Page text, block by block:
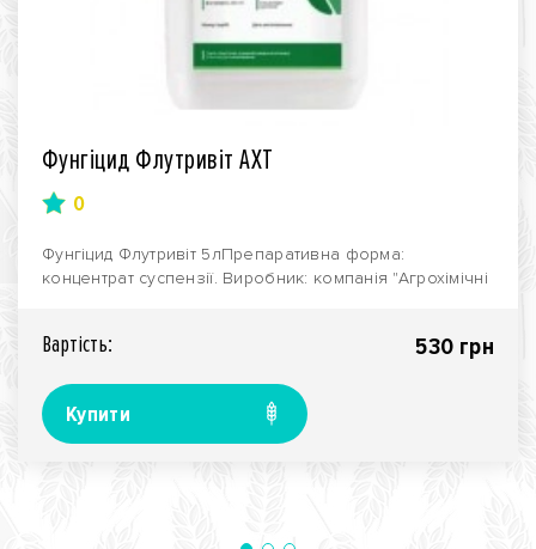
Фунгіцид Флутривіт АХТ
0
Фунгіцид Флутривіт 5лПрепаративна форма:
концентрат суспензії. Виробник: компанія "Агрохімічні
Вартiсть: 530 грн
Купити